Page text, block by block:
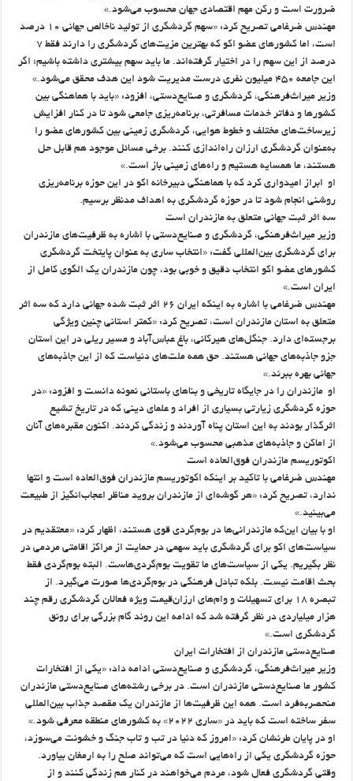
ضرورت است و رکن مهم اقتصادی جهان محسوب می‌شود.»
مهندس ضرغامی تصریح کرد: «سهم گردشگری از تولید ناخالص جهانی ۱۰ درصد
است، اما کشورهای عضو اکو که بهترین مزیت‌های گردشگری را دارند فقط ۷
درصد از این سهم را در اختیار گرفته‌اند. ما باید سهم بیشتری داشته باشیم؛ اگر
این جامعه ۴۵۰ میلیون نفری درست مدیریت شود این هدف محقق می‌شود.»
وزیر میراث‌فرهنگی، گردشگری و صنایع‌دستی، افزود: «باید با هماهنگی بین
کشورها و دفاتر خدمات مسافرتی، برنامه‌ریزی جامعی شود تا در کنار افزایش
زیرساخت‌های مختلف و خطوط هوایی، گردشگری زمینی بین کشورهای عضو را
به‌عنوان گردشگری ارزان راه‌اندازی کنند. برخی مسائل موجود هم قابل حل
هستند، ما همسایه هستیم و راه‌های زمینی باز است.»
او ابراز امیدواری کرد که با هماهنگی دبیرخانه اکو در این حوزه برنامه‌ریزی
روشنی انجام شود تا در حوزه گردشگری به اهداف مدنظر برسیم.
سه اثر ثبت‌ جهانی متعلق به مازندران است
وزیر میراث‌فرهنگی، گردشگری و صنایع‌دستی با اشاره به ظرفیت‌های مازندران
برای گردشگری بین‌المللی گفت: «انتخاب ساری به عنوان پایتخت گردشگری
کشورهای عضو اکو انتخاب دقیق و خوبی بود، چون مازندران یک الگوی کامل از
ایران است.»
مهندس ضرغامی با اشاره به اینکه ایران ۲۶ اثر ثبت شده جهانی دارد که سه اثر
متعلق به استان مازندران است، تصریح کرد: «کمتر استانی چنین ویژگی
برجسته‌ای دارد. جنگل‌های هیرکانی، باغ عباس‌آباد و مسیر ریلی در این استان
جزو جاذبه‌های جهانی هستند. حق همه ملت‌های دنیاست که از این جاذبه‌های
جهانی بهره ببرند.»
او مازندران را در جایگاه تاریخی و بناهای باستانی نمونه دانست و افزود: «در
حوزه گردشگری زیارتی بسیاری از افراد و علمای دینی که در تاریخ تشیع
اثرگذار بودند به این استان پناه آوردند و زندگی کردند. اکنون مقبره‌های آنان
از اماکن و جاذبه‌های مذهبی محسوب می‌شود.»
اکوتوریسم مازندران فوق‌العاده است
مهندس ضرغامی با تاکید بر اینکه اکوتوریسم مازندران فوق‌العاده است و انتها
ندارد، تصریح کرد: «هر گوشه‌ای از مازندران بروید مناظر اعجاب‌انگیز از طبیعت
می‌بینید.»
او با بیان این‌که مازندرانی‌ها در بوم‌گردی قوی هستند، اظهار کرد: «معتقدیم در
سیاست‌های اکو برای گردشگری باید سهمی در حمایت از مراکز اقامتی مردمی در
نظر بگیریم. یکی از سیاست‌های ما تقویت بوم‌گردی‌هاست. البته بوم‌گردی فقط
بحث اقامت نیست. بلکه تبادل فرهنگی در بوم‌گردی‌ها صورت می‌گیرد. از
تبصره ۱۸ برای تسهیلات و وام‌های ارزان‌قیمت ویژه فعالان گردشگری رقم چند
هزار میلیاردی در نظر گرفته شد که ادامه این روند گام بزرگی برای رونق
گردشگری است.»
صنایع‌دستی مازندران از افتخارات ایران
وزیر میراث‌فرهنگی، گردشگری و صنایع‌دستی ادامه داد: «یکی از افتخارات
کشور ما صنایع‌دستی مازندران است. در برخی رشته‌های صنایع‌دستی مازندران
منحصربه‌فرد است. همه این ظرفیت‌ها از مازندران یک مقصد جذاب بین‌المللی
سفر ساخته است که باید در «ساری ۲۰۲۲» به کشورهای منطقه معرفی شود.»
او در پایان طرنشان کرد: «امروز که دنیا در تب و تاب جنگ و خشونت می‌سوزد،
حوزه گردشگری یکی از راه‌هایی است که می‌تواند صلح را به ارمغان بیاورد.
وقتی گردشگری فعال شود، مردم می‌خواهند در کنار هم زندگی کنند و از